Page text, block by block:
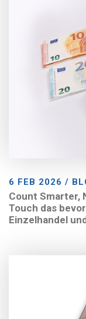
6 FEB 2026 /
Count Smarter,
Touch das
Einzelhandel